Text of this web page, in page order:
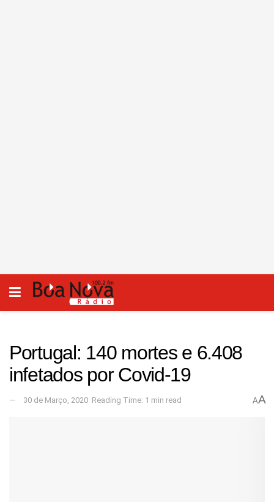
Portugal: 140 mortes e 6.408
infetados por Covid-19
30 de Março, 2020 Reading Time: 1 min read AA